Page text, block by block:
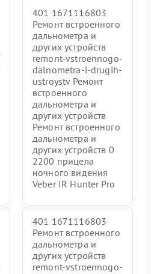
401 1671116803
Ремонт встроенного
дальнометра и
других устройств
remont-vstroennogo-
dalnometra-i-drugih-
ustroystv Ремонт
встроенного
дальнометра и
других устройств
Ремонт встроенного
дальнометра и
других устройств 0
2200 прицела
ночного видения
Veber IR Hunter Pro
401 1671116803
Ремонт встроенного
дальнометра и
других устройств
remont-vstroennogo-